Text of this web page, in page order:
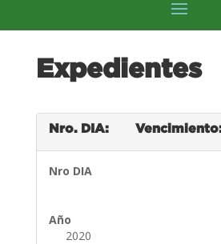
Expedientes
Nro. DIA:
Nro DIA
Año
2020